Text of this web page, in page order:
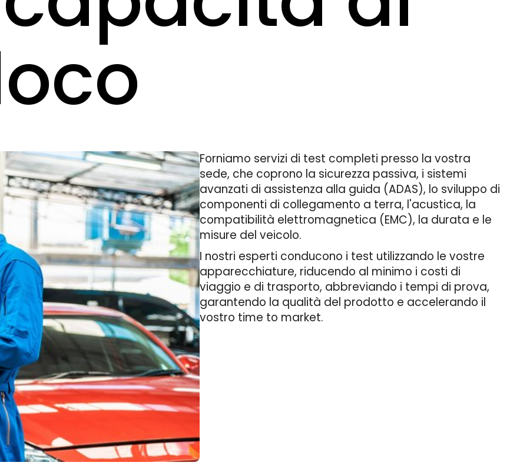
Forniamo servizi di test completi presso la vostra
sede, che coprono la sicurezza passiva, i sistemi
avanzati di assistenza alla guida (ADAS), lo sviluppo di
componenti di collegamento a terra, l'acustica, la
compatibilità elettromagnetica (EMC), la durata e le
misure del veicolo.
I nostri esperti conducono i test utilizzando le vostre
apparecchiature, riducendo al minimo i costi di
viaggio e di trasporto, abbreviando i tempi di prova,
garantendo la qualità del prodotto e accelerando il
vostro time to market.